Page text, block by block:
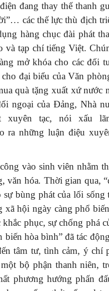
đang thay thế thanh
các thế lực thù địch
hàng chục đài phát
và tạp chí tiếng Việt.
mở khóa cho các đối
đại biểu của Văn
quà tặng xuất xứ nước
ngoại của Đảng, Nhà
xuyên tạc, nói xấu
ra những luận điệu
vào sinh viên nhằm
văn hóa. Thời gian qua,
bùng phát của lối
xã hội ngày càng phổ
phục, sự chống phá
biến hòa bình” đã tác
tâm tư, tình cảm, ý chí
bộ phận thanh niên,
phương hướng phấn